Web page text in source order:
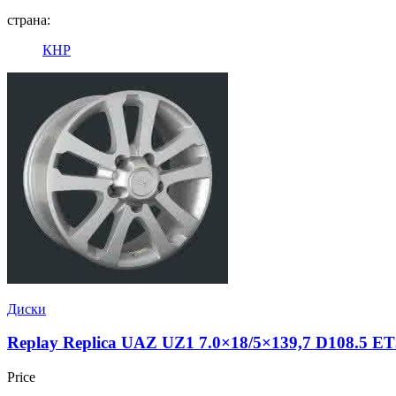
страна:
КНР
Диски
Replay Replica UAZ UZ1 7.0×18/5×139,7 D108.5
Price